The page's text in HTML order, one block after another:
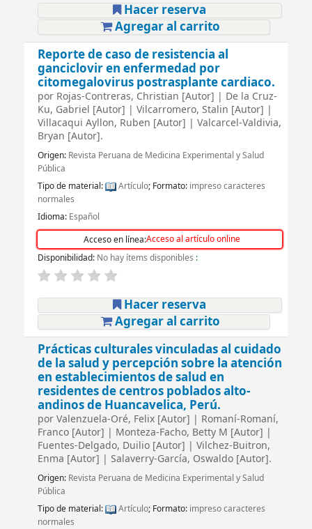
Hacer reserva
Agregar al carrito
Reporte de caso de resistencia al
ganciclovir en enfermedad por
citomegalovirus postrasplante cardiaco.
por Rojas-Contreras, Christian [Autor] | De la Cruz-
Ku, Gabriel [Autor] | Vilcarromero, Stalin [Autor] |
Villacaqui Ayllon, Ruben [Autor] | Valcarcel-Valdivia,
Bryan [Autor].
Origen: Revista Peruana de Medicina Experimental y Salud
Pública
Tipo de material:
Artículo; Formato: impreso caracteres
normales
Idioma: Español
Acceso en línea:Acceso al artículo online
Disponibilidad: No hay ítems disponibles :
Hacer reserva
Agregar al carrito
Prácticas culturales vinculadas al cuidado
de la salud y percepción sobre la atención
en establecimientos de salud en
residentes de centros poblados alto-
andinos de Huancavelica, Perú.
porValenzuela-Oré, Felix[Autor] | Romaní-Romaní,
Franco[Autor] | Monteza-Facho, Betty M [Autor] |
Fuentes-Delgado, Duilio[Autor] | Vilchez-Buitron,
Enma [Autor] | Salaverry-García, Oswaldo[Autor].
Origen: Revista Peruana de Medicina Experimental y Salud
Pública
Tipo de material:
Artículo; Formato: impreso caracteres
normales